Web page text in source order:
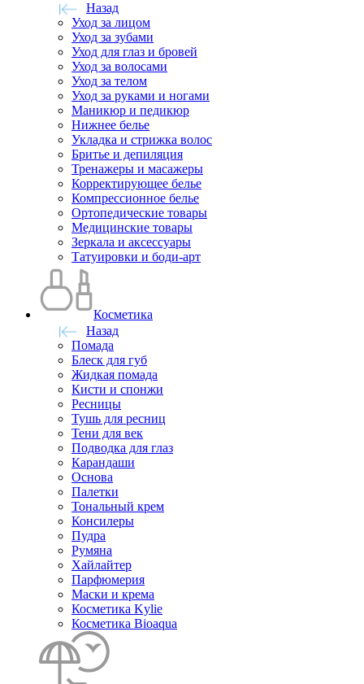
Назад
Уход за лицом
Уход за зубами
Уход для глаз и бровей
Уход за волосами
Уход за телом
Уход за руками и ногами
Маникюр и педикюр
Нижнее белье
Укладка и стрижка волос
Бритье и депиляция
Тренажеры и масажеры
Корректирующее белье
Компрессионное белье
Ортопедические товары
Медицинские товары
Зеркала и аксессуары
Татуировки и боди-арт
Косметика
Назад
Помада
Блеск для губ
Жидкая помада
Кисти и спонжи
Ресницы
Тушь для ресниц
Тени для век
Подводка для глаз
Карандаши
Основа
Палетки
Тональный крем
Консилеры
Пудра
Румяна
Хайлайтер
Парфюмерия
Маски и крема
Косметика Kylie
Косметика Bioaqua